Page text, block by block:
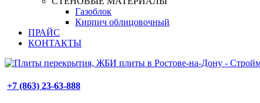
Газоблок
Кирпич облицовочный
ПРАЙС
КОНТАКТЫ
+7 (863) 23-63-888